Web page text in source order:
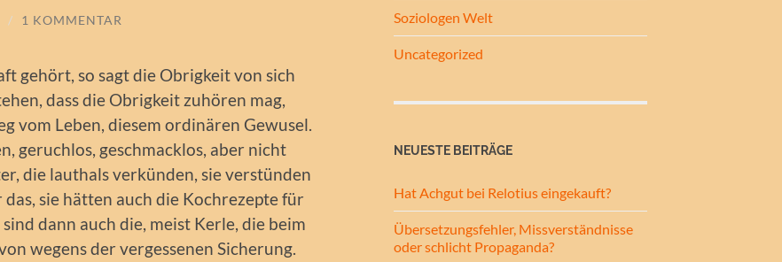
/ 1 KOMMENTAR
gehört, so sagt die Obrigkeit von sich
dass die Obrigkeit zuhören mag,
vom Leben, diesem ordinären Gewusel.
geruchlos, geschmacklos, aber nicht
die lauthals verkünden, sie verstünden
sie hätten auch die Kochrezepte für
dann auch die, meist Kerle, die beim
wegens der vergessenen Sicherung.
Soziologen Welt
Uncategorized
NEUESTE BEITRÄGE
Hat Achgut bei Relotius eingekauft?
Übersetzungsfehler, Missverständnisse
oder schlicht Propaganda?